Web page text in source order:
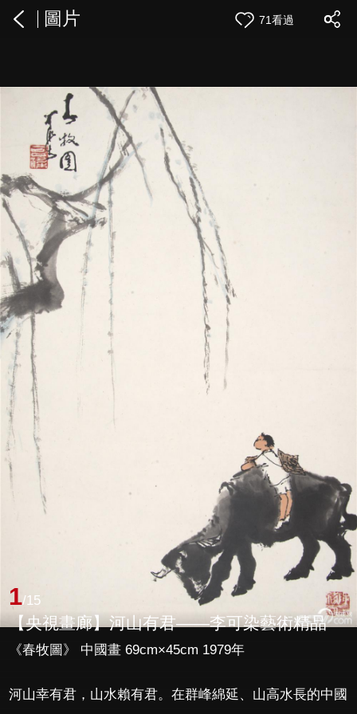
圖片 71看過
1/15
【央視畫廊】河山有君——李可染藝術精品
《春牧圖》 中國畫 69cm×45cm 1979年
河山幸有君，山水賴有君。在群峰綿延、山高水長的中國